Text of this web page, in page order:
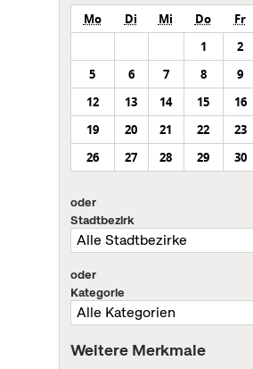
Mo Di Mi Do Fr
1
2
5
6 7 8 9
12
13 14 15 16
19
20 21 22 23
26
27 28 29 30
oder
Stadtbezirk
oder
Kategorie
Weitere Merkmale